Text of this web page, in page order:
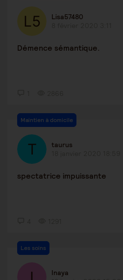
Lisa57480
Démence sémantique.
Maintien à domicile
taurus
spectatrice impuissante
Les soins
Inaya